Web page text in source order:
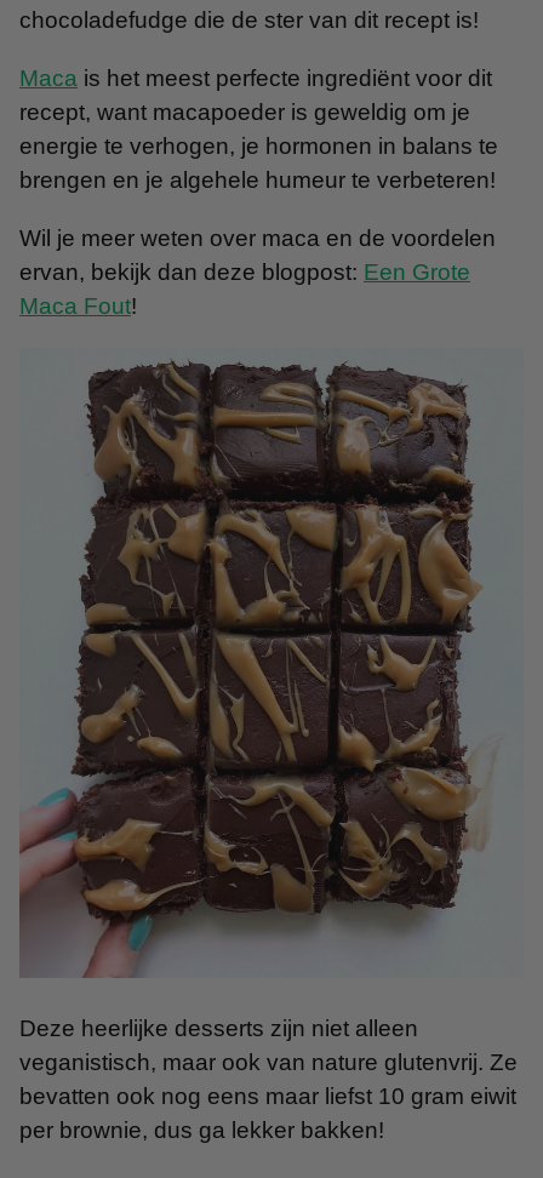
chocoladefudge die de ster van dit recept is!
Maca is het meest perfecte ingrediënt voor dit
recept, want macapoeder is geweldig om je
energie te verhogen, je hormonen in balans te
brengen en je algehele humeur te verbeteren!
Wil je meer weten over maca en de voordelen
ervan, bekijk dan deze blogpost: Een Grote
Maca Fout!
Deze heerlijke desserts zijn niet alleen
veganistisch, maar ook van nature glutenvrij. Ze
bevatten ook nog eens maar liefst 10 gram eiwit
per brownie, dus ga lekker bakken!